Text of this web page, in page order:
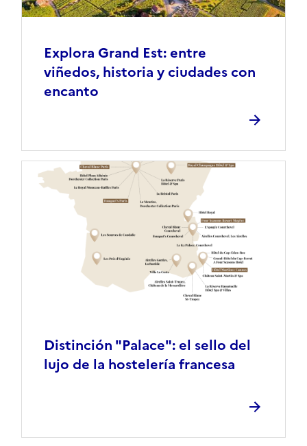
Explora Grand Est: entre
viñedos, historia y ciudades con
encanto
Distinción "Palace": el sello del
lujo de la hostelería francesa